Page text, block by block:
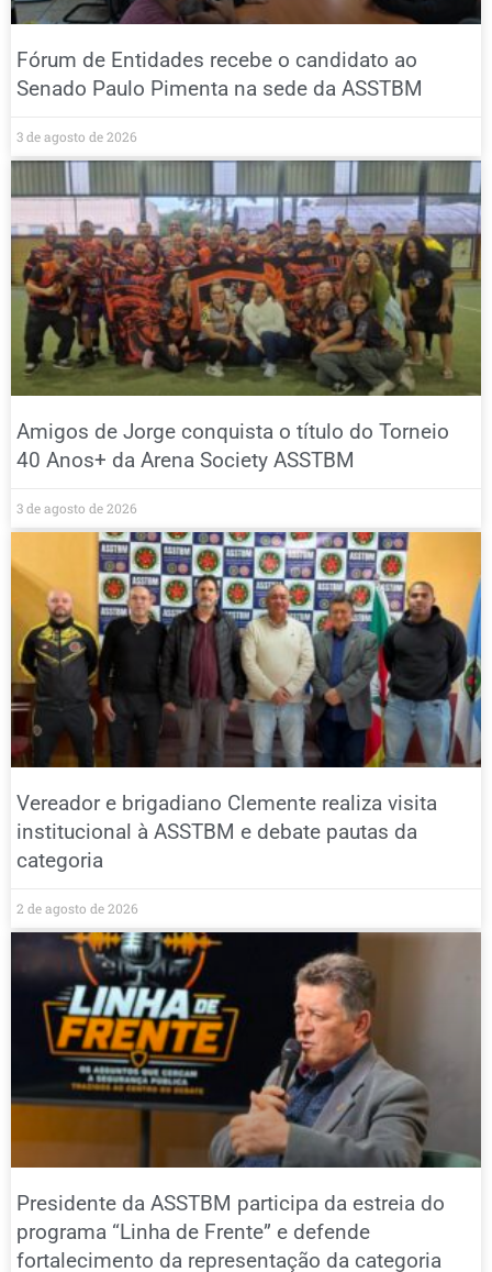
Fórum de Entidades recebe o candidato ao
Senado Paulo Pimenta na sede da ASSTBM
3 de agosto de 2026
Amigos de Jorge conquista o título do Torneio
40 Anos+ da Arena Society ASSTBM
3 de agosto de 2026
Vereador e brigadiano Clemente realiza visita
institucional à ASSTBM e debate pautas da
categoria
2 de agosto de 2026
Presidente da ASSTBM participa da estreia do
programa “Linha de Frente” e defende
fortalecimento da representação da categoria